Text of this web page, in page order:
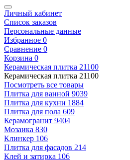
Личный кабинет
Список заказов
Персональные данные
Избранное 0
Сравнение 0
Корзина 0
Керамическая плитка 21100
Керамическая плитка 21100
Посмотреть все товары
Плитка для ванной 9039
Плитка для кухни 1884
Плитка для пола 609
Керамогранит 9404
Мозаика 830
Клинкер 106
Плитка для фасадов 214
Клей и затирка 106